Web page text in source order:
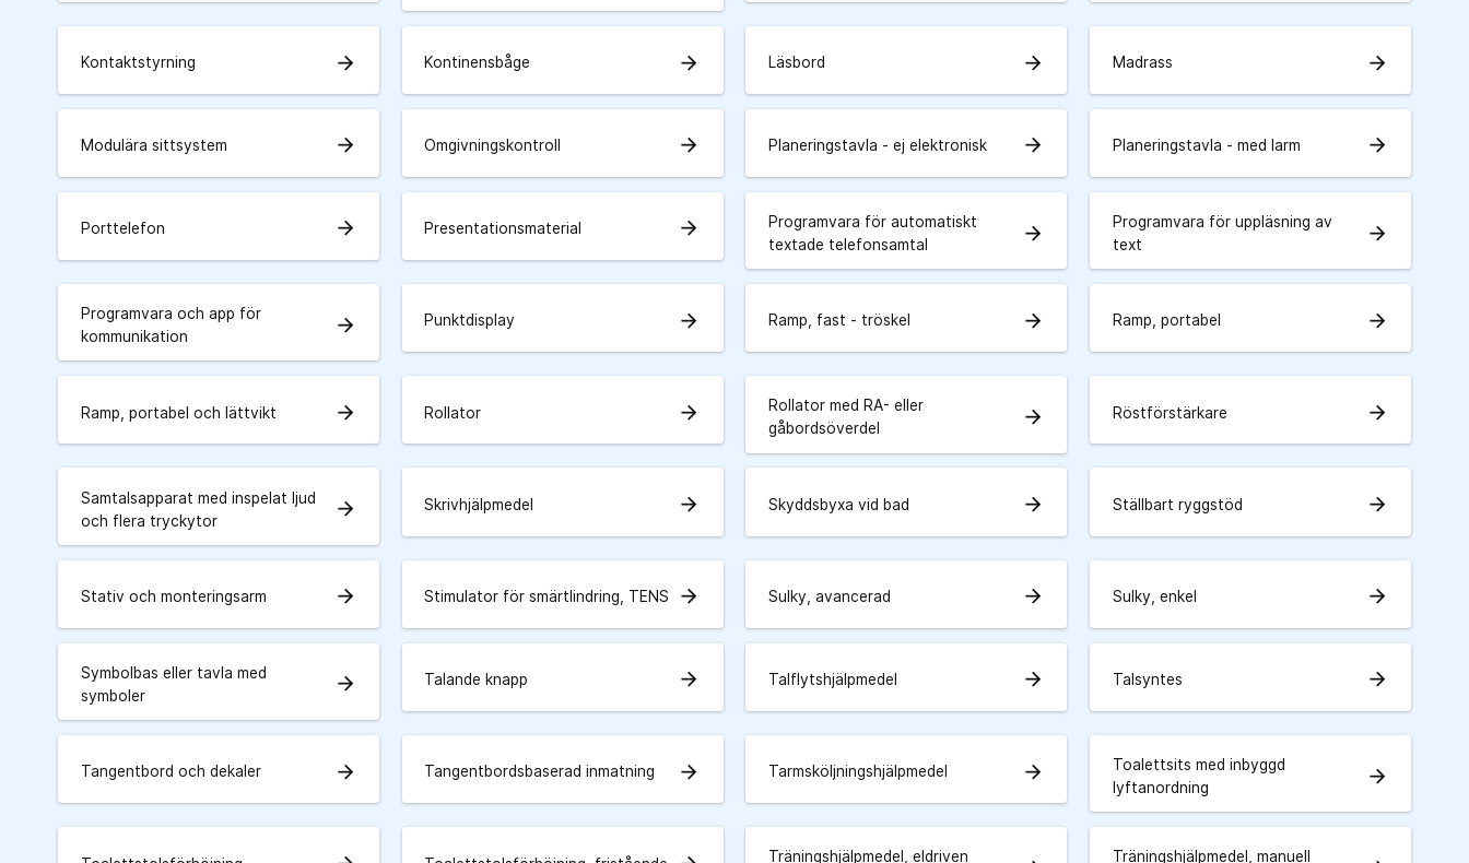
Kontaktstyrning arrow_forward Kontinensbåge arrow_forward Läsbord arrow_forward Madrass arrow_forward
Modulära sittsystem arrow_forward Omgivningskontroll arrow_forward Planeringstavla - ej elektronisk arrow_forward Planeringstavla - med larm arrow_forward
Porttelefon arrow_forward Presentationsmaterial arrow_forward
Programvara för automatiskt
textade telefonsamtal
arrow_forward
Programvara för uppläsning av
text
arrow_forward
Programvara och app för
kommunikation
arrow_forward Punktdisplay arrow_forward Ramp, fast - tröskel arrow_forward Ramp, portabel arrow_forward
Ramp, portabel och lättvikt arrow_forward Rollator arrow_forward
Rollator med RA- eller
gåbordsöverdel
arrow_forward Röstförstärkare arrow_forward
Samtalsapparat med inspelat ljud
och flera tryckytor
arrow_forward Skrivhjälpmedel arrow_forward Skyddsbyxa vid bad arrow_forward Ställbart ryggstöd arrow_forward
Stativ och monteringsarm arrow_forward Stimulator för smärtlindring, TENS arrow_forward Sulky, avancerad arrow_forward Sulky, enkel arrow_forward
Symbolbas eller tavla med
symboler
arrow_forward Talande knapp arrow_forward Talflytshjälpmedel arrow_forward Talsyntes arrow_forward
Tangentbord och dekaler arrow_forward Tangentbordsbaserad inmatning arrow_forward Tarmsköljningshjälpmedel arrow_forward
Toalettsits med inbyggd
lyftanordning
arrow_forward
Träningshjälpmedel, eldriven Träningshjälpmedel, manuell